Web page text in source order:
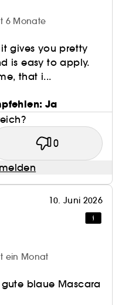
6 Monate
gives you pretty
is easy to apply.
that i...
Ja
0
10. Juni 2026
ein Monat
blaue Mascara